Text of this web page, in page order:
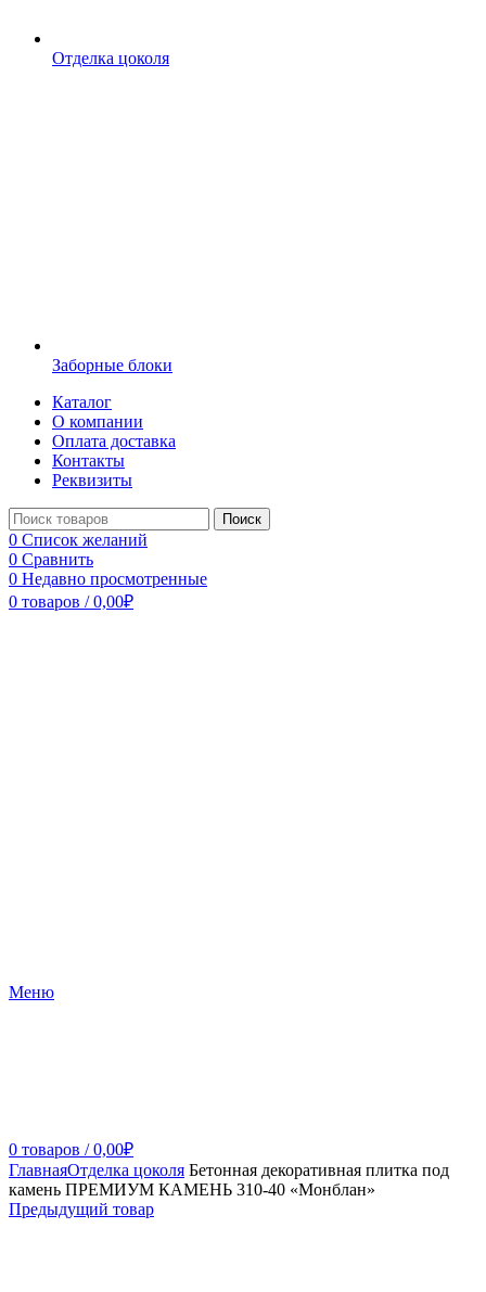
Отделка цоколя
Заборные блоки
Каталог
О компании
Оплата доставка
Контакты
Реквизиты
Поиск
0 Список желаний
0 Сравнить
0 Недавно просмотренные
0 товаров / 0,00₽
Меню
0 товаров / 0,00₽
ГлавнаяОтделка цоколя Бетонная декоративная плитка под
камень ПРЕМИУМ КАМЕНЬ 310-40 «Монблан»
Предыдущий товар